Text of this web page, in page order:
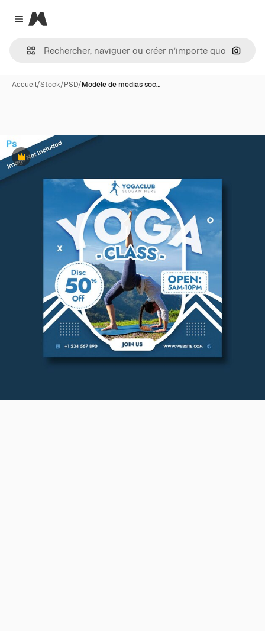
Close menu
Magnific
Accueil/Stock/PSD/Modèle de médias soc…
Premium